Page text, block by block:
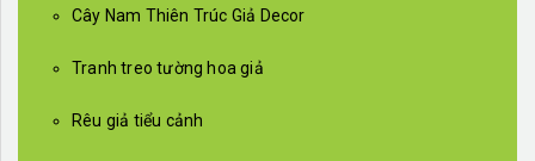
Cây Nam Thiên Trúc Giả Decor
Tranh treo tường hoa giả
Rêu giả tiểu cảnh